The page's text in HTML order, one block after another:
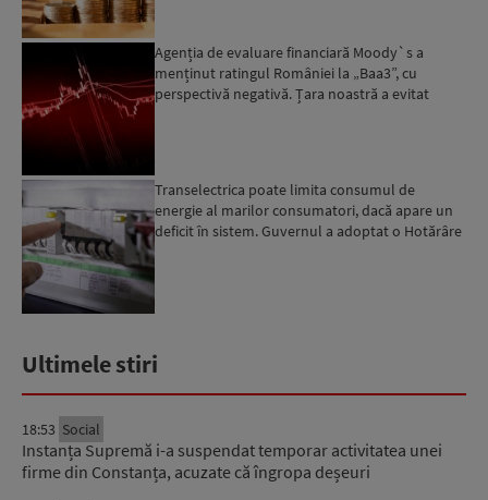
Agenția de evaluare financiară Moody`s a
menținut ratingul României la „Baa3”, cu
perspectivă negativă. Țara noastră a evitat
Transelectrica poate limita consumul de
energie al marilor consumatori, dacă apare un
deficit în sistem. Guvernul a adoptat o Hotărâre
Ultimele stiri
18:53 Social
Instanța Supremă i-a suspendat temporar activitatea unei
firme din Constanța, acuzate că îngropa deșeuri